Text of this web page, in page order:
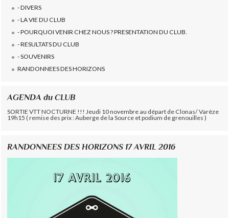
- DIVERS
- LA VIE DU CLUB
- POURQUOI VENIR CHEZ NOUS ? PRESENTATION DU CLUB.
- RESULTATS DU CLUB
- SOUVENIRS
RANDONNEES DES HORIZONS
AGENDA du CLUB
SORTIE VTT NOCTURNE !!! Jeudi 10 novembre au départ de Clonas/ Varèze
19h15 ( remise des prix : Auberge de la Source et podium de grenouilles )
RANDONNEES DES HORIZONS 17 AVRIL 2016